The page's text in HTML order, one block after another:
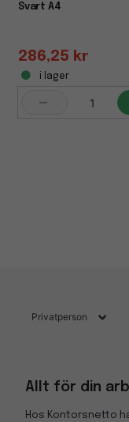
Svart A4
286,25 kr
i lager
-
Allt för din
Hos Kontorsnetto